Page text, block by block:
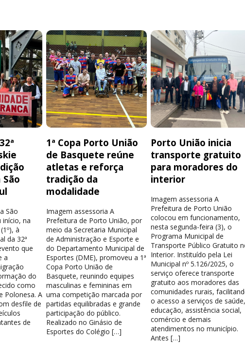
São
início, na
à
da 32ª
que
a
do
como
Polonesa. A
desfile de
de
1ª Copa Porto União
de Basquete reúne
atletas e reforça
tradição da
modalidade
Imagem assessoria A
Prefeitura de Porto União, por
meio da Secretaria Municipal
de Administração e Esporte e
do Departamento Municipal de
Esportes (DME), promoveu a 1ª
Copa Porto União de
Basquete, reunindo equipes
masculinas e femininas em
uma competição marcada por
partidas equilibradas e grande
participação do público.
Realizado no Ginásio de
Esportes do Colégio […]
Porto União inicia
transporte gratuito
para moradores do
interior
Imagem assessoria A
Prefeitura de Porto União
colocou em funcionamento,
nesta segunda-feira (3), o
Programa Municipal de
Transporte Público Gratuito
Interior. Instituído pela Lei
Municipal nº 5.126/2025, o
serviço oferece transporte
gratuito aos moradores das
comunidades rurais,
o acesso a serviços de saúde,
educação, assistência social,
comércio e demais
atendimentos no município.
Antes […]